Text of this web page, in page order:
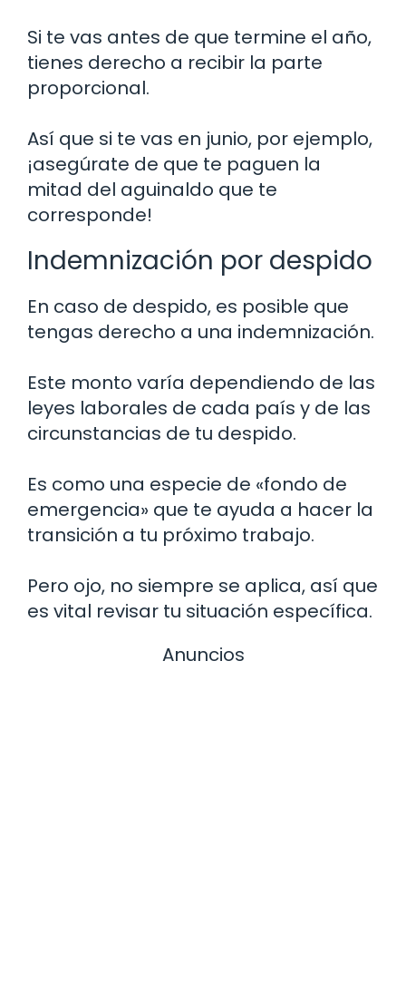
Si te vas antes de que termine el año,
tienes derecho a recibir la parte
proporcional.
Así que si te vas en junio, por ejemplo,
¡asegúrate de que te paguen la
mitad del aguinaldo que te
corresponde!
Indemnización por despido
En caso de despido, es posible que
tengas derecho a una indemnización.
Este monto varía dependiendo de las
leyes laborales de cada país y de las
circunstancias de tu despido.
Es como una especie de «fondo de
emergencia» que te ayuda a hacer la
transición a tu próximo trabajo.
Pero ojo, no siempre se aplica, así que
es vital revisar tu situación específica.
Anuncios